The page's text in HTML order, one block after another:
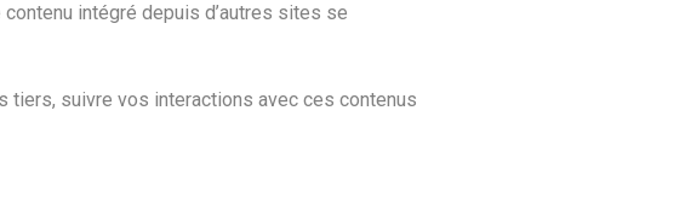
intégré depuis d’autres sites se
suivre vos interactions avec ces contenus